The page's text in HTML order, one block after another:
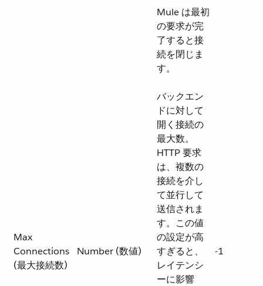
Mule は最初
の要求が完
了すると接
続を閉じま
す。
Max
Connections
(最大接続数)
Number (数値)
バックエン
ドに対して
開く接続の
最大数。
HTTP 要求
は、複数の
接続を介し
て並行して
送信されま
す。この値
の設定が高
すぎると、
レイテンシ
ーに影響
-1